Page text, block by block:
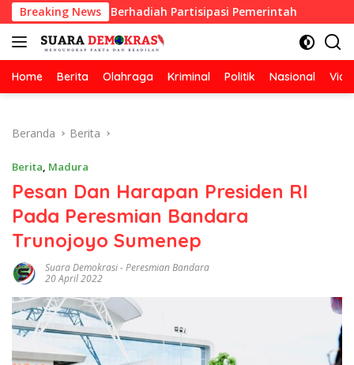
Langsung
ke
konten
Breaking News
Berhadiah Partisipasi Pemerintah Oknum
Home Berita Olahraga Kriminal Politik Nasional
Beranda Berita
Berita, Madura
Pesan Dan Harapan Presiden RI
Pada Peresmian Bandara
Trunojoyo Sumenep
Suara Demokrasi-Peresmian Bandara
20 April 2022